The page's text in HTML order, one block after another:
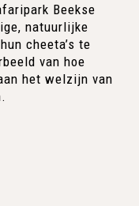
Beekse
natuurlijke
cheeta’s te
van hoe
het welzijn van